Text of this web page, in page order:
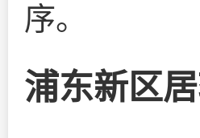
序。
浦东新区